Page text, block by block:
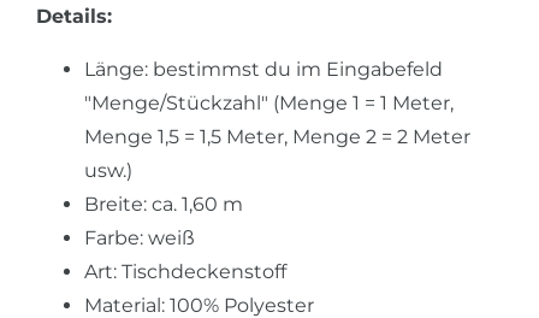
Details:
Länge: bestimmst du im Eingabefeld
"Menge/Stückzahl" (Menge 1 = 1 Meter,
Menge 1,5 = 1,5 Meter, Menge 2 = 2 Meter
usw.)
Breite: ca. 1,60 m
Farbe: weiß
Art: Tischdeckenstoff
Material: 100% Polyester